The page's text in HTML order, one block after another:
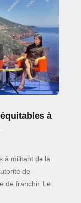
à
à militant de la
de
de franchir. Le